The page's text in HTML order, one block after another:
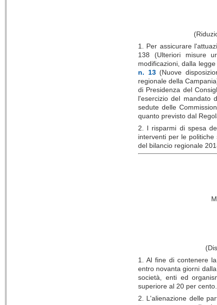
1. Per assicurare
138 (Ulteriori misure
modificazioni, dalla
n. 13(Nuove
regionale della
di Presidenza del
l'esercizio del mandato
sedute delle
quanto previsto dal
2. I risparmi di spesa
interventi per le
del bilancio regionale
1. Al fine di contenere
entro novanta giorni
società, enti ed
superiore al 20 per cento.
2. L'alienazione delle